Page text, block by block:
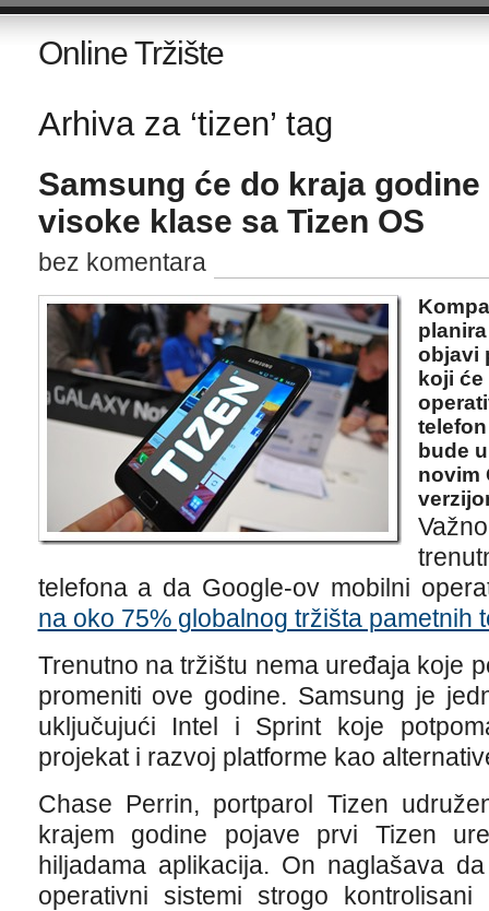
Online Tržište
Arhiva za ‘tizen’ tag
Samsung će do kraja
visoke klase sa Tizen OS
bez komentara
objavi
koji
bude
novim
telefona a da Google-ov mobilni
na oko 75% globalnog tržišta pametnih
Trenutno na tržištu nema uređaja koje
promeniti ove godine. Samsung je
uključujući Intel i Sprint koje
projekat i razvoj platforme kao
Chase Perrin, portparol Tizen
krajem godine pojave prvi Tizen
hiljadama aplikacija. On naglašava
operativni sistemi strogo